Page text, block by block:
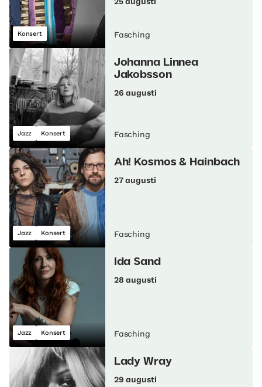
Konsert Fasching
Jazz Konsert
Johanna Linnea
Jakobsson
26 augusti
Fasching
Jazz Konsert
Ah! Kosmos & Hainbach
27 augusti
Fasching
Jazz Konsert
Ida Sand
28 augusti
Fasching
Lady Wray
29 augusti